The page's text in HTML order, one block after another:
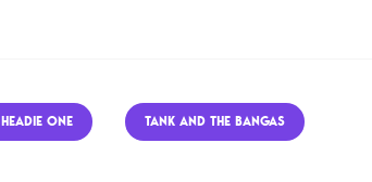
HEADIE ONE TANK AND THE BANGAS